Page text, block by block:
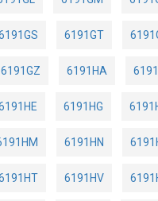
6191GT
6191GZ 6191HA
6191HG
6191HN
6191HV